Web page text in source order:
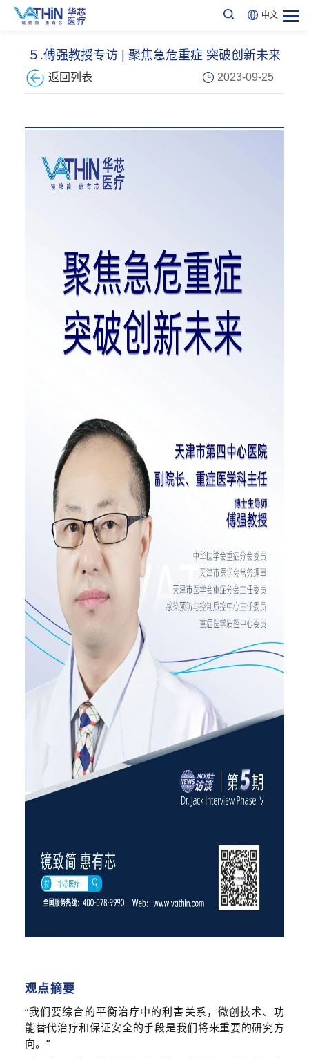
中文
返回列表
５.傅强教授专访 | 聚焦急危重症 突破创新未来
2023-09-25
观点摘要
“我们要综合的平衡治疗中的利害关系， 微创技术、 功
能替代治疗和保证安全的手段是我们将来重要的研究方
向。”